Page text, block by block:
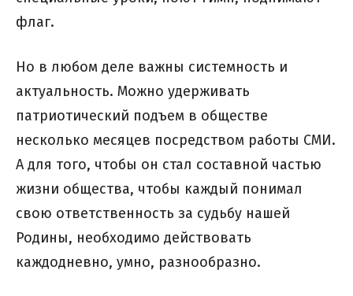
флаг.
Но в любом деле важны системность и
актуальность. Можно удерживать
патриотический подъем в обществе
несколько месяцев посредством работы СМИ.
А для того, чтобы он стал составной частью
жизни общества, чтобы каждый понимал
свою ответственность за судьбу нашей
Родины, необходимо действовать
каждодневно, умно, разнообразно.